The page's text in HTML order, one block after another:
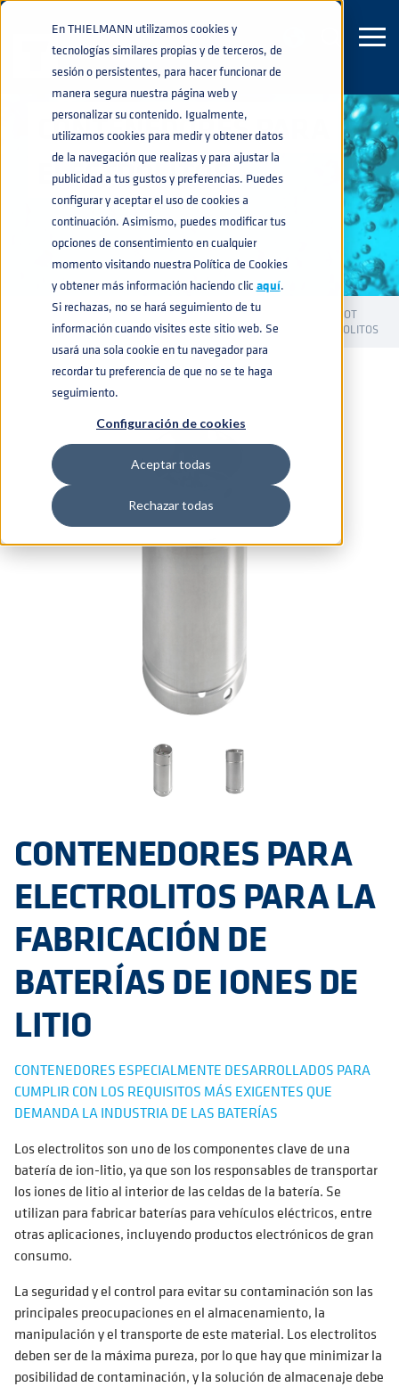
En THIELMANN utilizamos cookies y
tecnologías similares propias y de terceros, de
sesión o persistentes, para hacer funcionar de
manera segura nuestra página web y
personalizar su contenido. Igualmente,
utilizamos cookies para medir y obtener datos
de la navegación que realizas y para ajustar la
publicidad a tus gustos y preferencias. Puedes
configurar y aceptar el uso de cookies a
continuación. Asimismo, puedes modificar tus
opciones de consentimiento en cualquier
momento visitando nuestra Política de Cookies
y obtener más información haciendo clic aquí.
Si rechazas, no se hará seguimiento de tu
información cuando visites este sitio web. Se
usará una sola cookie en tu navegador para
recordar tu preferencia de que no se te haga
seguimiento.
Configuración de cookies
Aceptar todas
Rechazar todas
CONTENEDORES PARA
ELECTROLITOS
CONTENEDORES INDUSTRIALESnavigate_next CONTENEDORES UN Y DOT
PARA SUSTANCIAS PELIGROSASnavigate_next CONTENEDORES PARA ELECTROLITOS
CONTENEDORES PARA
ELECTROLITOS PARA LA
FABRICACIÓN DE
BATERÍAS DE IONES DE
LITIO
CONTENEDORES ESPECIALMENTE DESARROLLADOS PARA
CUMPLIR CON LOS REQUISITOS MÁS EXIGENTES QUE
DEMANDA LA INDUSTRIA DE LAS BATERÍAS
Los electrolitos son uno de los componentes clave de una
batería de ion-litio, ya que son los responsables de transportar
los iones de litio al interior de las celdas de la batería. Se
utilizan para fabricar baterías para vehículos eléctricos, entre
otras aplicaciones, incluyendo productos electrónicos de gran
consumo.
La seguridad y el control para evitar su contaminación son las
principales preocupaciones en el almacenamiento, la
manipulación y el transporte de este material. Los electrolitos
deben ser de la máxima pureza, por lo que hay que minimizar la
posibilidad de contaminación, y la solución de almacenaje debe